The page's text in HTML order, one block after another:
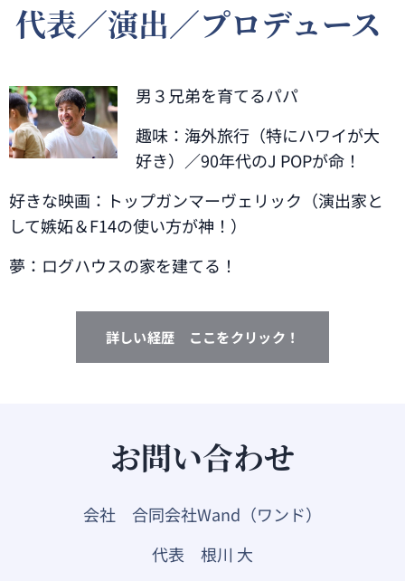
代表／演出／プロデュース
男３兄弟を育てるパパ
趣味：海外旅行（特にハワイが大
好き）／90年代のJ POPが命！
好きな映画：トップガンマーヴェリック（演出家と
して嫉妬＆F14の使い方が神！）
夢：ログハウスの家を建てる！
詳しい経歴 ここをクリック！
お問い合わせ
会社 合同会社Wand（ワンド）
代表 根川 大